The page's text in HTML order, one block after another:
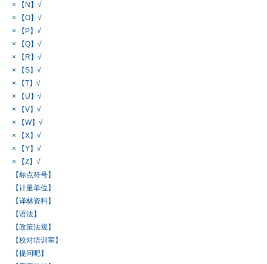
× 【N】√
× 【O】√
× 【P】√
× 【Q】√
× 【R】√
× 【S】√
× 【T】√
× 【U】√
× 【V】√
× 【W】√
× 【X】√
× 【Y】√
× 【Z】√
【标点符号】
【计量单位】
【译林资料】
【语法】
【政策法规】
【校对培训室】
【提问吧】